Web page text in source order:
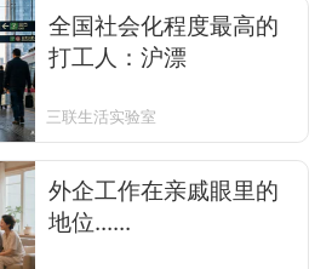
全国社会化程度最高的
打工人：沪漂
三联生活实验室
外企工作在亲戚眼里的
地位......